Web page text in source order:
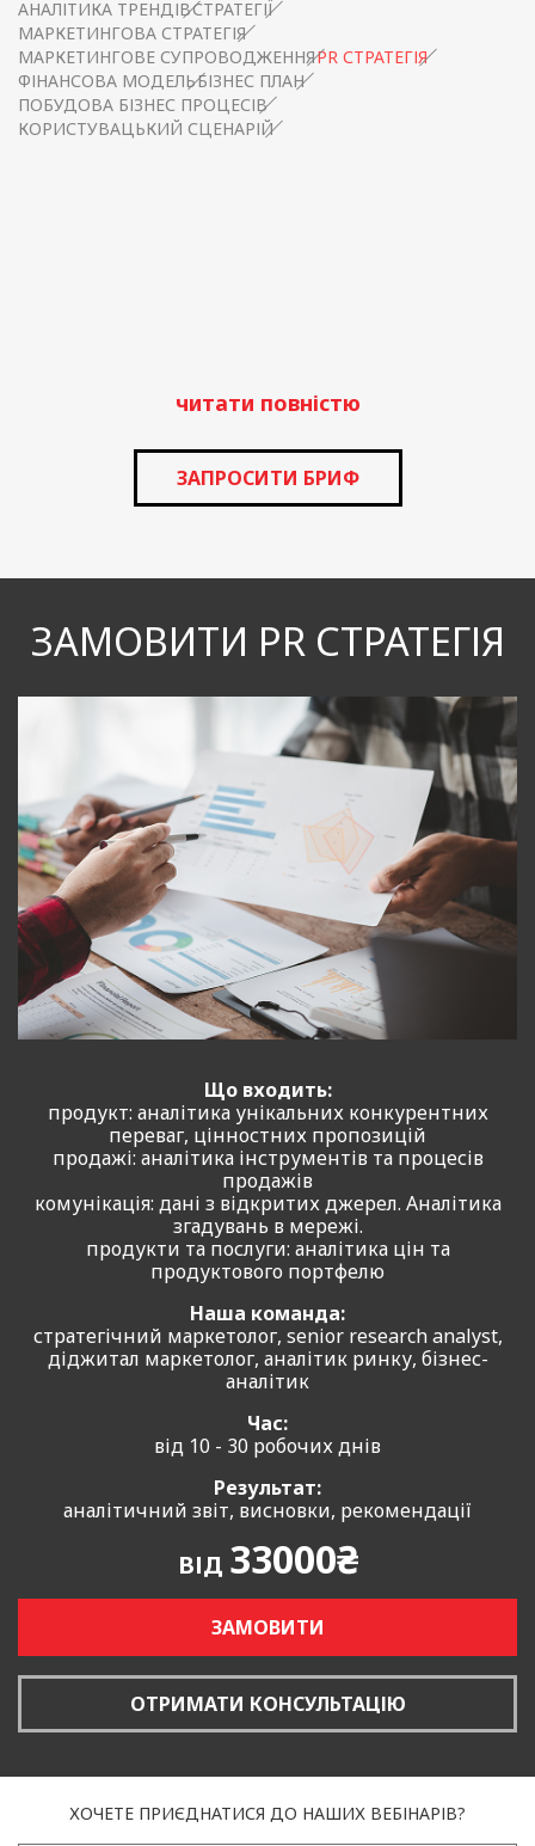
АНАЛІТИКА ТРЕНДІВСТРАТЕГІЇ
МАРКЕТИНГОВА СТРАТЕГІЯ
МАРКЕТИНГОВЕ СУПРОВОДЖЕННЯPR СТРАТЕГІЯ
ФІНАНСОВА МОДЕЛЬБІЗНЕС ПЛАН
ПОБУДОВА БІЗНЕС ПРОЦЕСІВ
КОРИСТУВАЦЬКИЙ СЦЕНАРІЙ
читати повністю
ЗАПРОСИТИ БРИФ
ЗАМОВИТИ PR СТРАТЕГІЯ
Що входить:
продукт: аналітика унікальних конкурентних
переваг, цінностних пропозицій
продажі: аналітика інструментів та процесів
продажів
комунікація: дані з відкритих джерел. Аналітика
згадувань в мережі.
продукти та послуги: аналітика цін та
продуктового портфелю
Наша команда:
стратегічний маркетолог, senior research analyst,
діджитал маркетолог, аналітик ринку, бізнес-
аналітик
Час:
від 10 - 30 робочих днів
Результат:
аналітичний звіт, висновки, рекомендації
ВІД 33000₴
ЗАМОВИТИ
ОТРИМАТИ КОНСУЛЬТАЦІЮ
ХОЧЕТЕ ПРИЄДНАТИСЯ ДО НАШИХ ВЕБІНАРІВ?